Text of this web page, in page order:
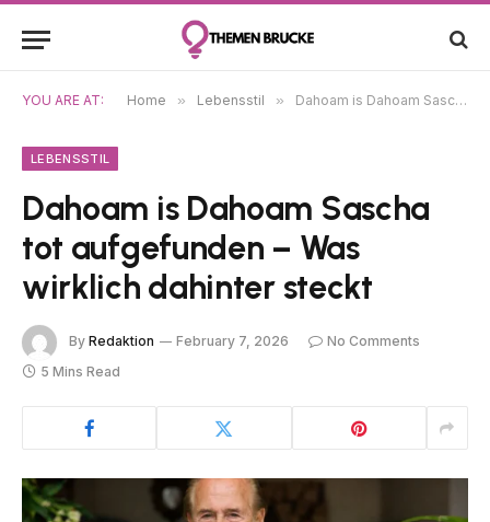
YOU ARE AT: Home » Lebensstil » Dahoam is Dahoam Sascha tot aufgefunden – Was wirklich dahinter steckt
LEBENSSTIL
Dahoam is Dahoam Sascha
tot aufgefunden – Was
wirklich dahinter steckt
By Redaktion February 7, 2026
No Comments
5 Mins Read